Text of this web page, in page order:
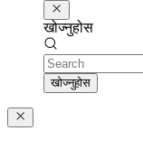
खोज्नुहोस
Search
खोज्नुहोस